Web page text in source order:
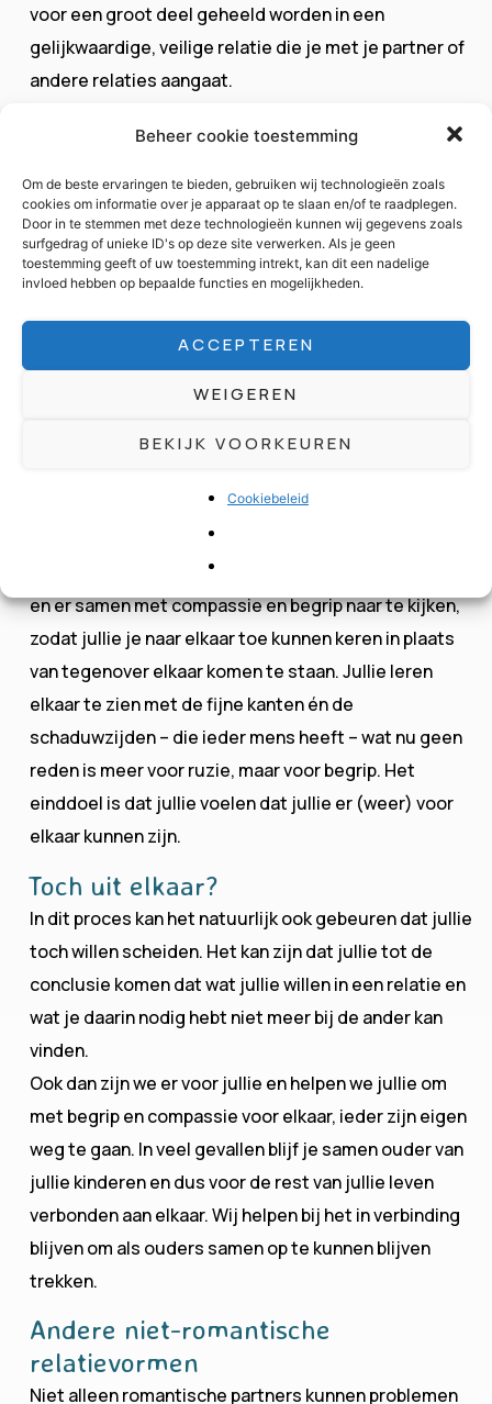
Beheer cookie toestemming
Om de beste ervaringen te bieden, gebruiken wij technologieën zoals
cookies om informatie over je apparaat op te slaan en/of te raadplegen.
Door in te stemmen met deze technologieën kunnen wij gegevens zoals
surfgedrag of unieke ID's op deze site verwerken. Als je geen
toestemming geeft of uw toestemming intrekt, kan dit een nadelige
invloed hebben op bepaalde functies en mogelijkheden.
ACCEPTEREN
WEIGEREN
BEKIJK VOORKEUREN
Cookiebeleid
voor een groot deel geheeld worden in een
gelijkwaardige, veilige relatie die je met je partner of
andere relaties aangaat.
Door de stellen die wij al hebben mogen begeleiden
negatieve patronen zo helder aan het licht komen. Wij
zien dat door begrip, door het logisch maken van wat
er gebeurt, door alle ervaringen die jullie hebben
meegemaakt en het uitspreken van jullie gevoel, de
intimiteit, het vertrouwen in jezelf en onderling begrip
voor elkaar verbetert. We zien dat in de relatie jullie je
psychische en mentale gezondheid en veerkracht
omgeving waarin we je helpen om je hechtingsstijl te
begrijpen en je uit te spreken als je daarin weer
vastdraait. We leren jullie te snappen wat er gebeurt
en er samen met compassie en begrip naar te kijken,
zodat jullie je naar elkaar toe kunnen keren in plaats
van tegenover elkaar komen te staan. Jullie leren
elkaar te zien met de fijne kanten én de
schaduwzijden – die ieder mens heeft – wat nu geen
reden is meer voor ruzie, maar voor begrip. Het
einddoel is dat jullie voelen dat jullie er (weer) voor
elkaar kunnen zijn.
Toch uit elkaar?
In dit proces kan het natuurlijk ook gebeuren dat jullie
toch willen scheiden. Het kan zijn dat jullie tot de
conclusie komen dat wat jullie willen in een relatie en
wat je daarin nodig hebt niet meer bij de ander kan
vinden.
Ook dan zijn we er voor jullie en helpen we jullie om
met begrip en compassie voor elkaar, ieder zijn eigen
weg te gaan. In veel gevallen blijf je samen ouder van
jullie kinderen en dus voor de rest van jullie leven
verbonden aan elkaar. Wij helpen bij het in verbinding
blijven om als ouders samen op te kunnen blijven
trekken.
Andere niet-romantische
relatievormen
Niet alleen romantische partners kunnen problemen